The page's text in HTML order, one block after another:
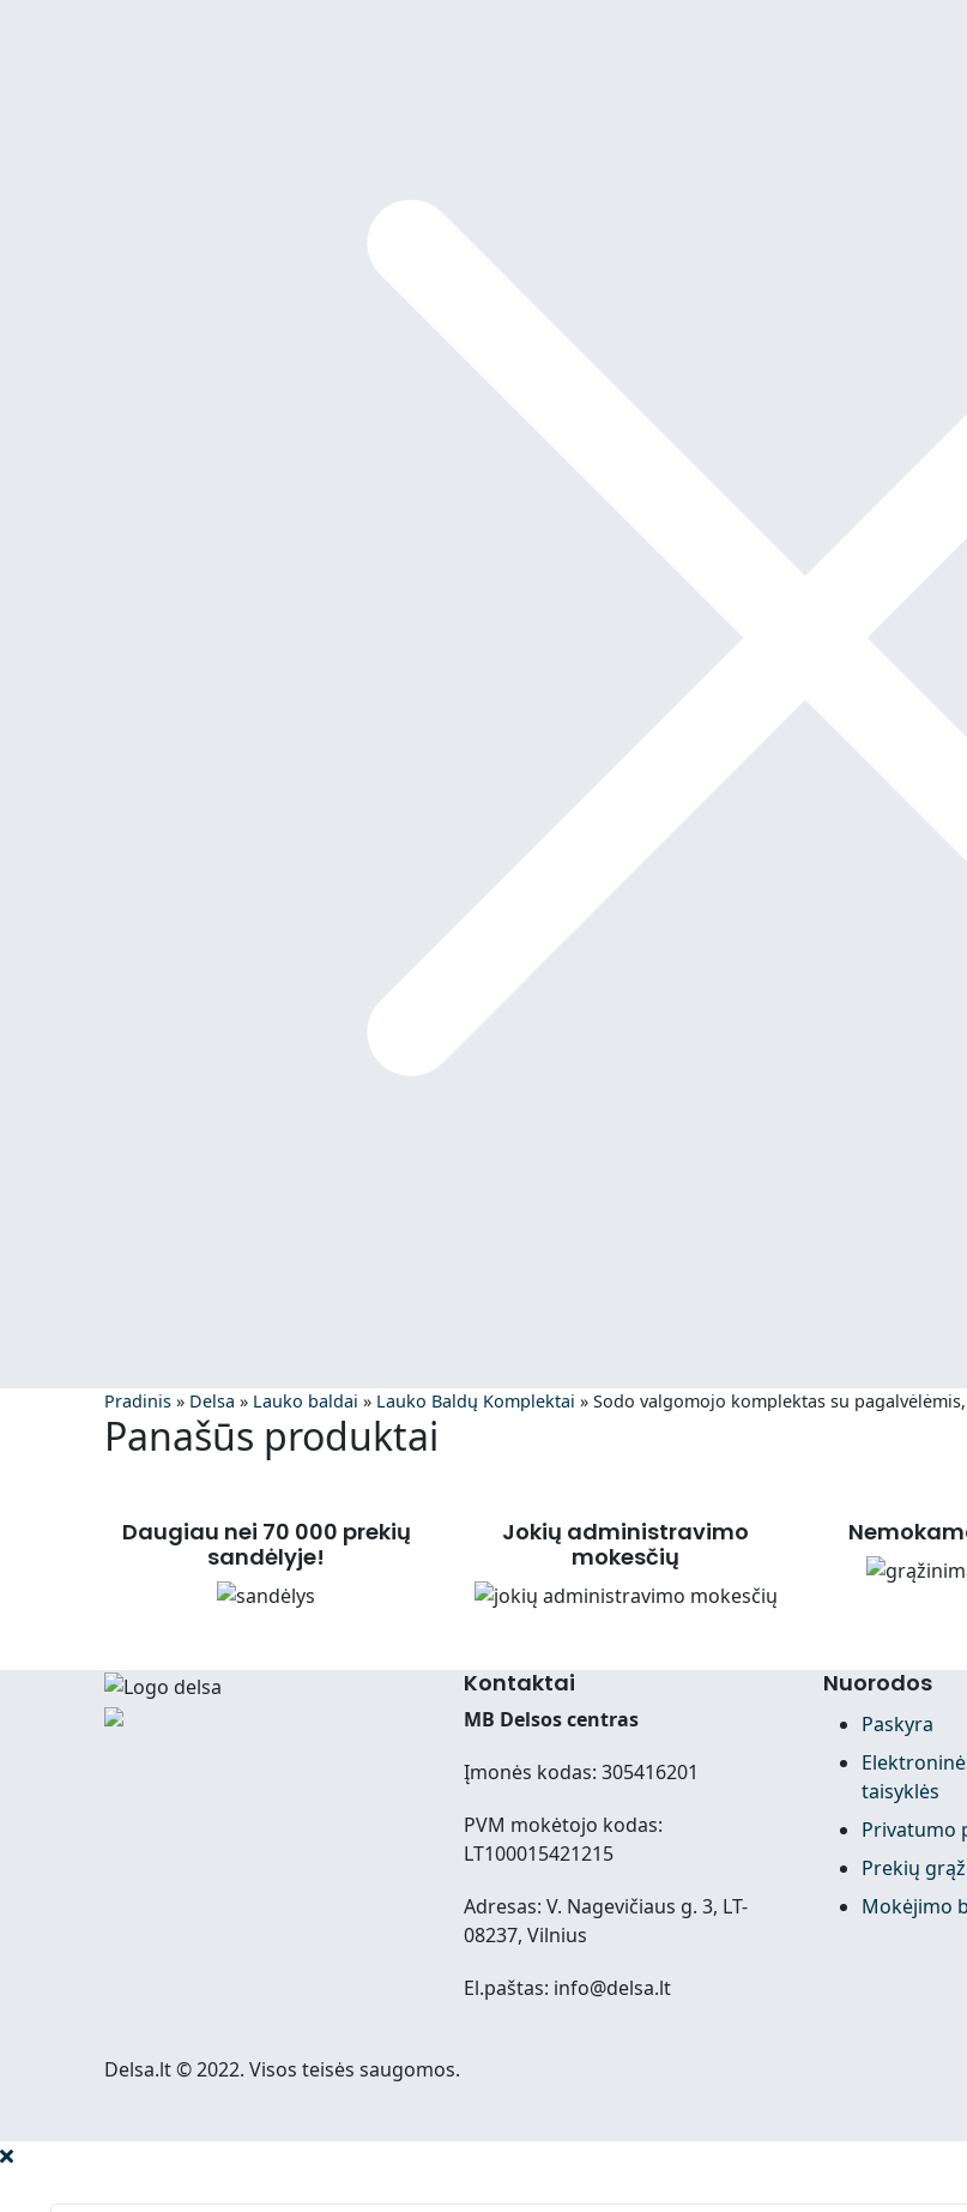
Pradinis » Delsa » Lauko baldai » Lauko Baldų Komplektai » Sodo valgomojo komplektas su
Panašūs produktai
Daugiau nei 70 000 prekių
sandėlyje!
Jokių administravimo
mokesčių
Kontaktai
MB Delsos centras
Įmonės kodas: 305416201
PVM mokėtojo kodas:
LT100015421215
Adresas: V. Nagevičiaus g. 3, LT-
08237, Vilnius
El.paštas: info@delsa.lt
Nuorodos
Paskyra
taisyklės
Privatumo
Prekių
Mokėjimo
Delsa.lt © 2022. Visos teisės saugomos.